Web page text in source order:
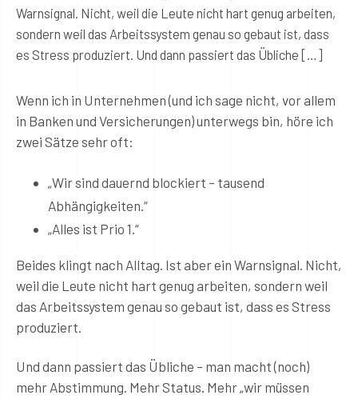
Warnsignal. Nicht, weil die Leute nicht hart genug arbeiten,
sondern weil das Arbeitssystem genau so gebaut ist, dass
es Stress produziert. Und dann passiert das Übliche […]
Wenn ich in Unternehmen (und ich sage nicht, vor allem
in Banken und Versicherungen) unterwegs bin, höre ich
zwei Sätze sehr oft:
„Wir sind dauernd blockiert – tausend
Abhängigkeiten.“
„Alles ist Prio 1.“
Beides klingt nach Alltag. Ist aber ein Warnsignal. Nicht,
weil die Leute nicht hart genug arbeiten, sondern weil
das Arbeitssystem genau so gebaut ist, dass es Stress
produziert.
Und dann passiert das Übliche – man macht (noch)
mehr Abstimmung. Mehr Status. Mehr „wir müssen